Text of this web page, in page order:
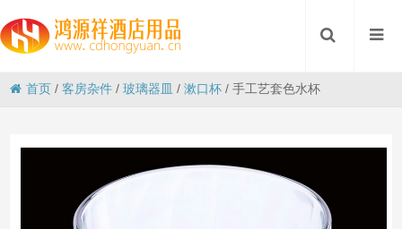
首页 /客房杂件 /玻璃器皿 /漱口杯 /手工艺套色水杯